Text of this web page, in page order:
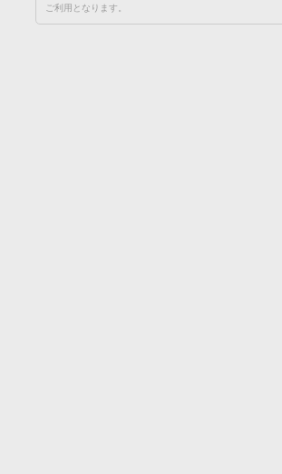
ご利用となります。